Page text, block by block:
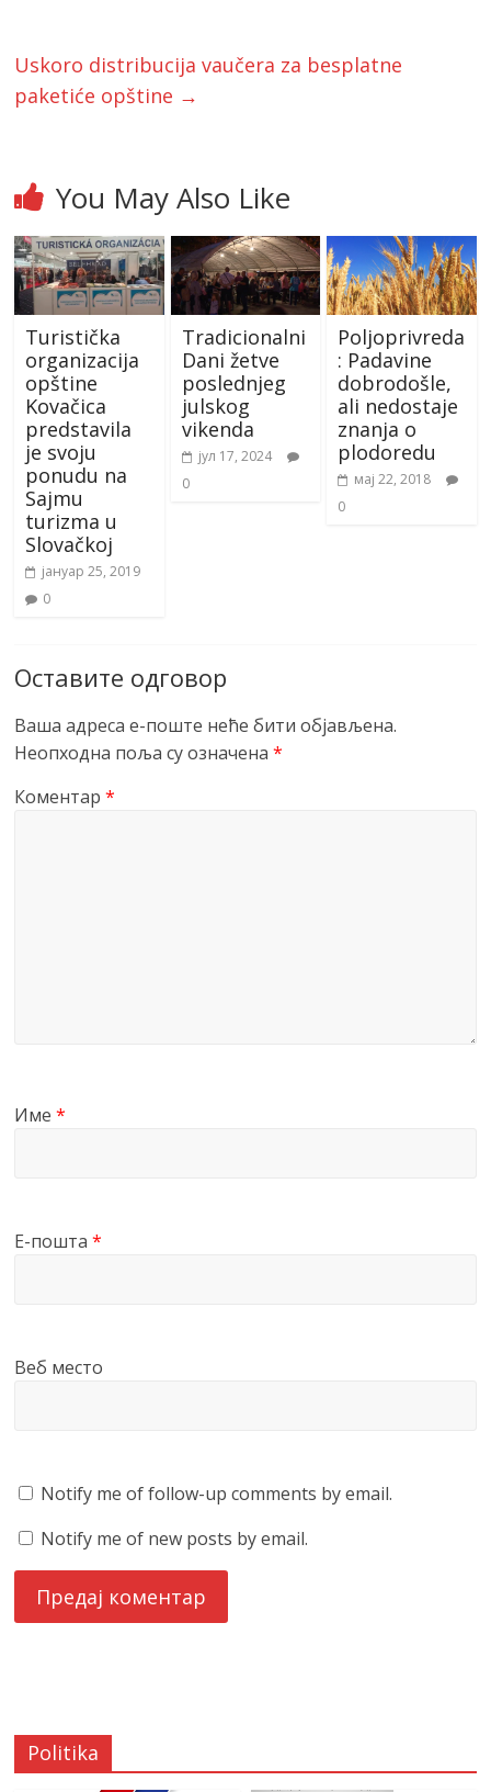
Uskoro distribucija vaučera za besplatne
paketiće opštine →
You May Also Like
Turistička
organizacija
opštine
Kovačica
predstavila
je svoju
ponudu na
Sajmu
turizma u
Slovačkoj
јануар 25, 2019
0
Tradicionalni
Dani žetve
poslednjeg
julskog
vikenda
јул 17, 2024
0
Poljoprivreda
: Padavine
dobrodošle,
ali nedostaje
znanja o
plodoredu
мај 22, 2018
0
Оставите одговор
Ваша адреса е-поште неће бити објављена.
Неопходна поља су означена*
Коментар*
Име*
Е-пошта*
Веб место
Notify me of follow-up comments by email.
Notify me of new posts by email.
Politika